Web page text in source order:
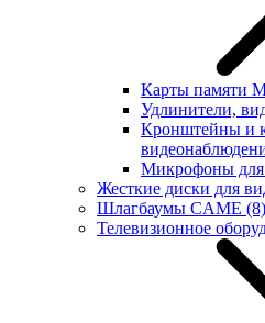
Карты памяти
Удлинители,
Кронштейны и
Микрофоны для
Жесткие диски для
Шлагбаумы CAME (8)
Телевизионное